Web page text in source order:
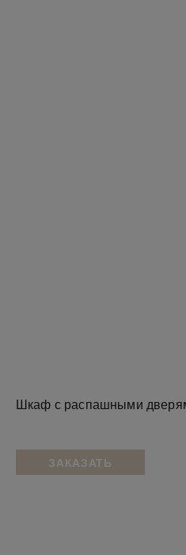
Шкаф с распашными
ЗАКАЗАТЬ